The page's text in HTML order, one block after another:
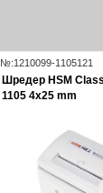
№:1210099-1105121
Шредер HSM
1105 4x25 mm